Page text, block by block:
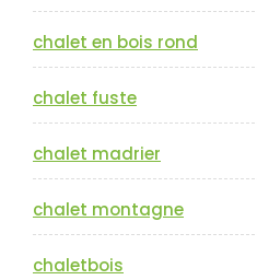
chalet en bois rond
chalet fuste
chalet madrier
chalet montagne
chaletbois